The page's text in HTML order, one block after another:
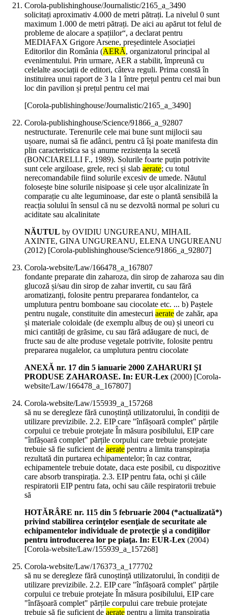
Corola-publishinghouse/Journalistic/2165_a_3490
solicitați aproximativ 4.000 de metri pătrați. La nivelul 0 sunt
maximum 1.000 de metri pătrați. De aici au apărut tot felul de
probleme de alocare a spațiilor“, a declarat pentru
MEDIAFAX Grigore Arsene, președintele Asociației
Editorilor din România (AERĂ, organizatorul principal al
evenimentului. Prin urmare, AER a stabilit, împreună cu
celelalte asociații de editori, câteva reguli. Prima constă în
instituirea unui raport de 3 la 1 între prețul pentru cel mai bun
loc din pavilion și prețul pentru cel mai
[Corola-publishinghouse/Journalistic/2165_a_3490]
Corola-publishinghouse/Science/91866_a_92807
nestructurate. Terenurile cele mai bune sunt mijlocii sau
ușoare, numai să fie adânci, pentru că își poate manifesta din
plin caracteristica sa și anume rezistența la secetă
(BONCIARELLI F., 1989). Solurile foarte puțin potrivite
sunt cele argiloase, grele, reci și slab aerate; cu totul
nerecomandabile fiind solurile excesiv de umede. Năutul
folosește bine solurile nisipoase și cele ușor alcalinizate în
comparație cu alte leguminoase, dar este o plantă sensibilă la
reacția solului în sensul că nu se dezvoltă normal pe soluri cu
aciditate sau alcalinitate
NĂUTUL by OVIDIU UNGUREANU, MIHAIL
AXINTE, GINA UNGUREANU, ELENA UNGUREANU
(2012) [Corola-publishinghouse/Science/91866_a_92807]
Corola-website/Law/166478_a_167807
fondante preparate din zaharoza, din sirop de zaharoza sau din
glucoză și/sau din sirop de zahar invertit, cu sau fără
aromatizanți, folosite pentru prepararea fondantelor, ca
umplutura pentru bomboane sau ciocolate etc. ... b) Paștele
pentru nugale, constituite din amestecuri aerate de zahăr, apa
și materiale coloidale (de exemplu albuș de ou) și uneori cu
mici cantități de grăsime, cu sau fără adăugare de nuci, de
fructe sau de alte produse vegetale potrivite, folosite pentru
prepararea nugalelor, ca umplutura pentru ciocolate
ANEXĂ nr. 17 din 5 ianuarie 2000 ZAHARURI ŞI
PRODUSE ZAHAROASE. In: EUR-Lex (2000) [Corola-
website/Law/166478_a_167807]
Corola-website/Law/155939_a_157268
să nu se deregleze fără cunoștință utilizatorului, în condiții de
utilizare previzibile. 2.2. EIP care "înfășoară complet" părțile
corpului ce trebuie protejate În măsura posibilului, EIP care
"înfășoară complet" părțile corpului care trebuie protejate
trebuie să fie suficient de aerate pentru a limita transpirația
rezultată din purtarea echipamentelor; în caz contrar,
echipamentele trebuie dotate, daca este posibil, cu dispozitive
care absorb transpirația. 2.3. EIP pentru fata, ochi și căile
respiratorii EIP pentru fata, ochi sau căile respiratorii trebuie
să
HOTĂRÂRE nr. 115 din 5 februarie 2004 (*actualizată*)
privind stabilirea cerinţelor esenţiale de securitate ale
echipamentelor individuale de protecţie şi a condiţiilor
pentru introducerea lor pe piaţa. In: EUR-Lex (2004)
[Corola-website/Law/155939_a_157268]
Corola-website/Law/176373_a_177702
să nu se deregleze fără cunoștință utilizatorului, în condiții de
utilizare previzibile. 2.2. EIP care "înfășoară complet" părțile
corpului ce trebuie protejate În măsura posibilului, EIP care
"înfășoară complet" părțile corpului care trebuie protejate
trebuie să fie suficient de aerate pentru a limita transpirația